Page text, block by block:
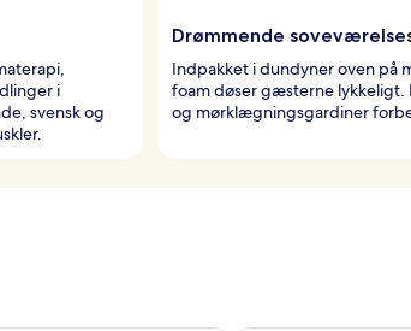
i
svensk og
Drømmende
Indpakket i dundyner oven på
foam døser gæsterne
og mørklægningsgardiner